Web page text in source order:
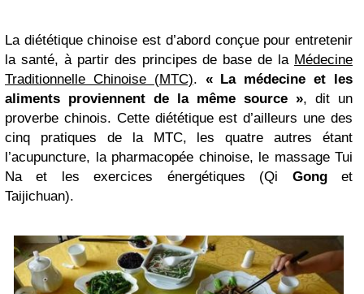
La diététique chinoise est d’abord conçue pour entretenir
la santé, à partir des principes de base de la Médecine
Traditionnelle Chinoise (MTC). « La médecine et les
aliments proviennent de la même source », dit un
proverbe chinois. Cette diététique est d’ailleurs une des
cinq pratiques de la MTC, les quatre autres étant
l’acupuncture, la pharmacopée chinoise, le massage Tui
Na et les exercices énergétiques (Qi Gonget
Taijichuan).